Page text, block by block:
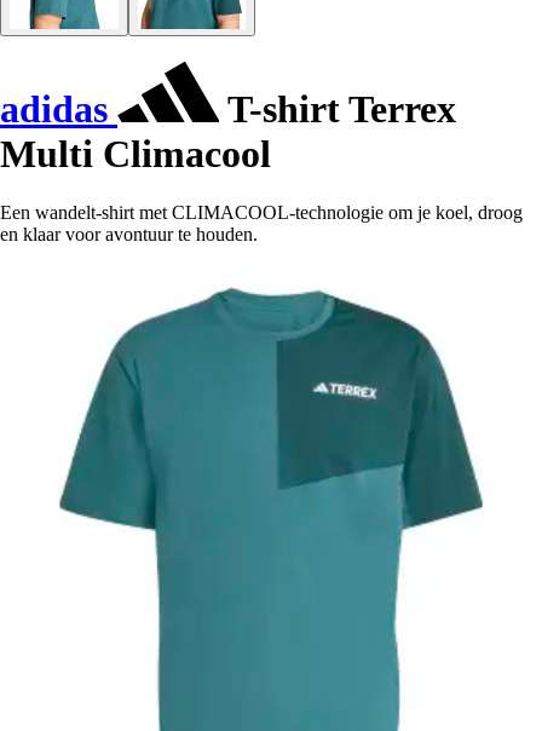
adidas
T-shirt Terrex
Multi Climacool
Een wandelt-shirt met CLIMACOOL-technologie om je koel, droog
en klaar voor avontuur te houden.